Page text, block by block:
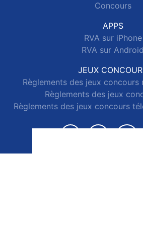
Concours
APPS
RVA sur iPhone
RVA sur Android
JEUX
Règlements des jeux concours
Règlements des jeux
Règlements des jeux concours